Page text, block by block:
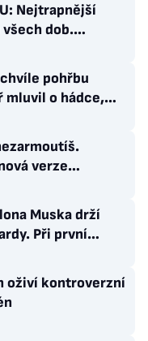
Nejtrapnější
dob.
pohřbu
mluvil o hádce,
a přišla i Sára
verze
chce měnit
Muska drží
Při první
do světa
oživí kontroverzní